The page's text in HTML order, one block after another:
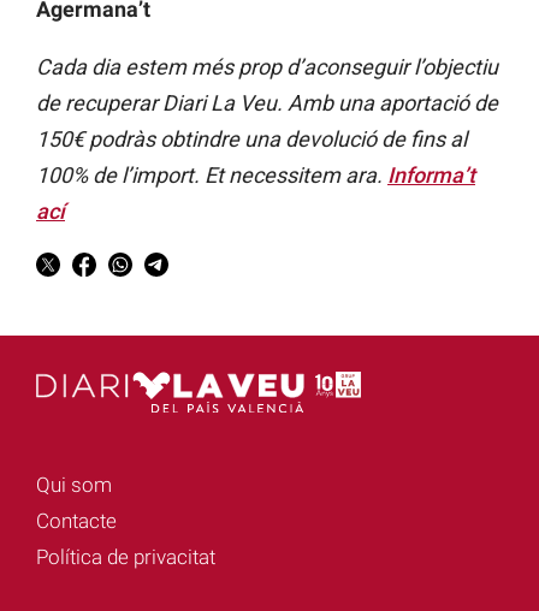
Agermana’t
Cada dia estem més prop d’aconseguir l’objectiu
de recuperar Diari La Veu. Amb una aportació de
150€ podràs obtindre una devolució de fins al
100% de l’import. Et necessitem ara. Informa’t
ací
Qui som
Contacte
Política de privacitat